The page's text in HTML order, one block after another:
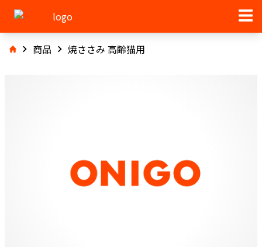
商品 焼ささみ 高齢猫用